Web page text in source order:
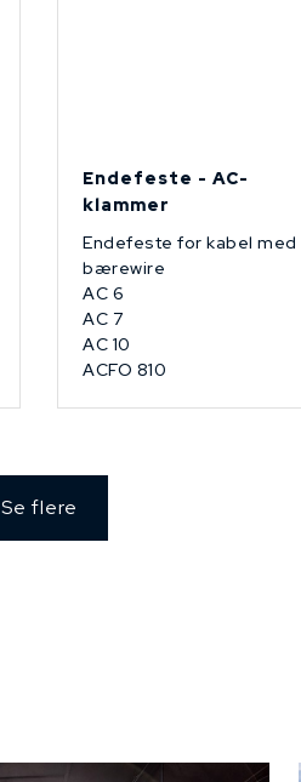
Endefeste - AC-
klammer
Endefeste for kabel med
bærewire
AC 6
AC 7
AC 10
ACFO 810
Se flere